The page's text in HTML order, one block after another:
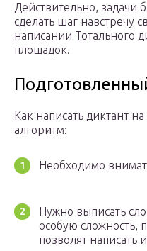
Действительно, задачи
сделать шаг навстречу
написании Тотального
площадок.
Как написать диктант
алгоритм:
Необходимо
Нужно выписать
особую сложность,
позволят написать